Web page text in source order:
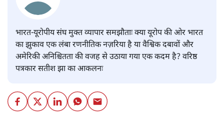
भारत-यूरोपीय संघ मुक्त व्यापार समझौताः क्या यूरोप की ओर भारत
का झुकाव एक लंबा रणनीतिक नज़रिया है या वैश्विक दबावों और
अमेरिकी अनिश्चितता की वजह से उठाया गया एक कदम है? वरिष्ठ
पत्रकार सतीश झा का आकलनः